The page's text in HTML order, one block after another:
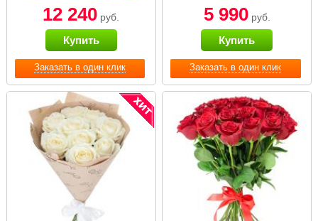
Заказать в один клик
12 240 руб.
Купить
Заказать в один клик
5 990руб.
Купить